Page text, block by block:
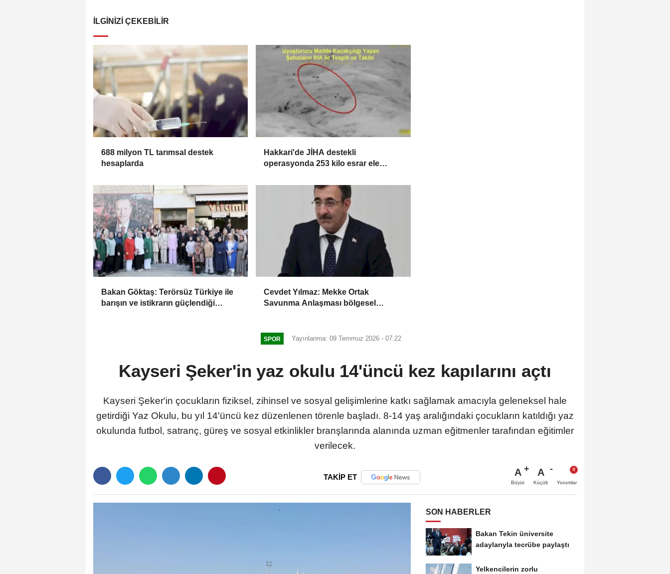
İLGINIZI ÇEKEBILIR
688 milyon TL tarımsal destek
hesaplarda
Hakkari'de JİHA destekli
operasyonda 253 kilo esrar ele
Bakan Göktaş: Terörsüz Türkiye ile
barışın ve istikrarın güçlendiği
Cevdet Yılmaz: Mekke Ortak
Savunma Anlaşması bölgesel
SPOR Yayınlanma: 09 Temmuz 2026 - 07:22
Kayseri Şeker'in yaz okulu 14'üncü kez kapılarını açtı
Kayseri Şeker'in çocukların fiziksel, zihinsel ve sosyal gelişimlerine katkı sağlamak amacıyla geleneksel hale
getirdiği Yaz Okulu, bu yıl 14'üncü kez düzenlenen törenle başladı. 8-14 yaş aralığındaki çocukların katıldığı yaz
okulunda futbol, satranç, güreş ve sosyal etkinlikler branşlarında alanında uzman eğitmenler tarafından eğitimler
verilecek.
TAKİP ET A
Büyüt
A
Küçült Yorumlar
SON HABERLER
Bakan Tekin üniversite
adaylarıyla tecrübe paylaştı
Yelkencilerin zorlu